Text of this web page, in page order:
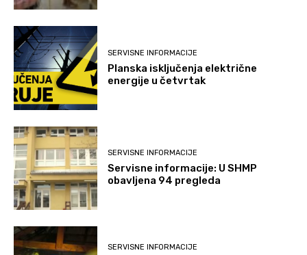
SERVISNE INFORMACIJE
Planska isključenja električne
energije u četvrtak
SERVISNE INFORMACIJE
Servisne informacije: U SHMP
obavljena 94 pregleda
SERVISNE INFORMACIJE